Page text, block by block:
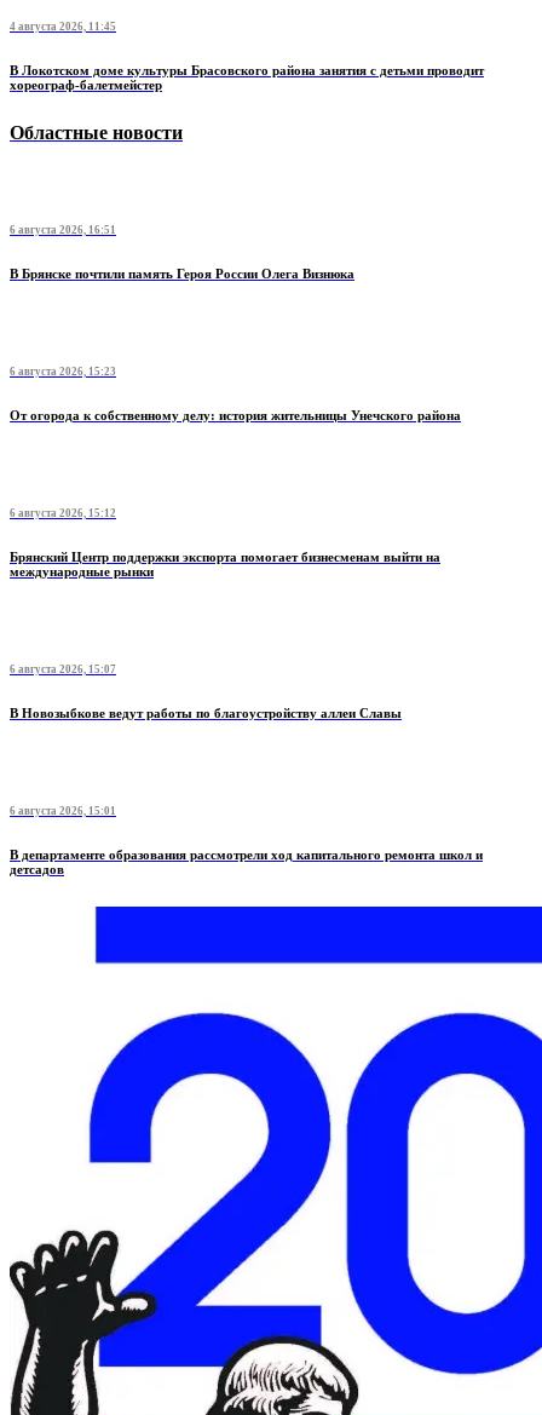
4 августа 2026, 11:45
В Локотском доме культуры Брасовского района занятия с детьми проводит
хореограф-балетмейстер
Областные новости
6 августа 2026, 16:51
В Брянске почтили память Героя России Олега Визнюка
6 августа 2026, 15:23
От огорода к собственному делу: история жительницы Унечского района
6 августа 2026, 15:12
Брянский Центр поддержки экспорта помогает бизнесменам выйти на
международные рынки
6 августа 2026, 15:07
В Новозыбкове ведут работы по благоустройству аллеи Славы
6 августа 2026, 15:01
В департаменте образования рассмотрели ход капитального ремонта школ и
детсадов